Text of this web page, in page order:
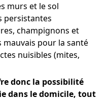
murs et le sol
persistantes
champignons et
pour la santé
nuisibles (mites,
donc la possibilité
dans le domicile, tout